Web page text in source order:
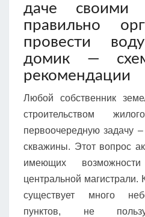
даче своими
правильно
провести
домик —
рекомендации
Любой собственник
строительством
первоочередную задачу
скважины. Этот вопрос
имеющих
центральной
существует много
пунктов, не